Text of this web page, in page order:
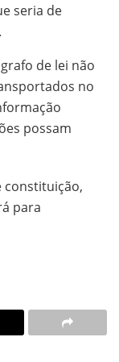
seria de
de lei não
no
possam
constituição,
para